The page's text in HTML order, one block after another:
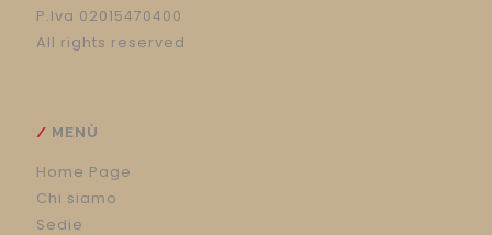
P.Iva 02015470400
All rights reserved
MENÙ
Home Page
Chi siamo
Sedie